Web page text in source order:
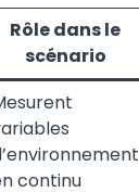
Rôle dans le
scénario
continu